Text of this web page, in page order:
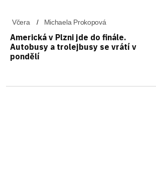
Včera Michaela Prokopová
Americká v Plzni jde do finále.
Autobusy a trolejbusy se vrátí v
pondělí